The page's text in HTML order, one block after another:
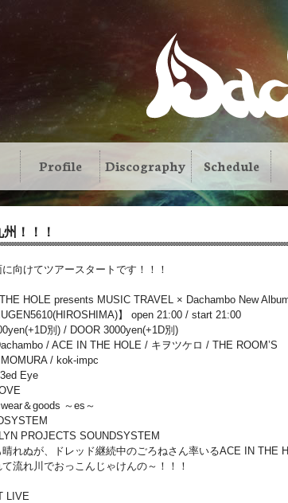
Profile Discography Schedule
州！！！
向けてツアースタートです！！！
HOLE presents MUSIC TRAVEL × Dachambo New
】 open 21:00 / start 21:00
別) / DOOR 3000yen(+1D別)
/ ACE IN THE HOLE / キヲツケロ / THE ROOM’S
/ kok‐impc
Eye
＆goods ～es～
PROJECTS SOUNDSYSTEM
晴れぬが、ドレッド継続中のごろねさん率いるACE IN THE
流れ川でおっこんじゃけんの～！！！
LIVE